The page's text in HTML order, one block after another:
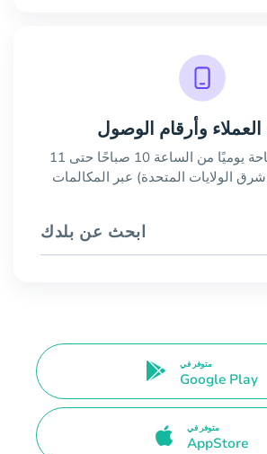
وأرقام الوصول
خدمة العملاء متاحة يوميًا من الساعة 10 صباحًا حتى 11
ابحث عن بلدك
متوفر في
Google Play
متوفر في
AppStore